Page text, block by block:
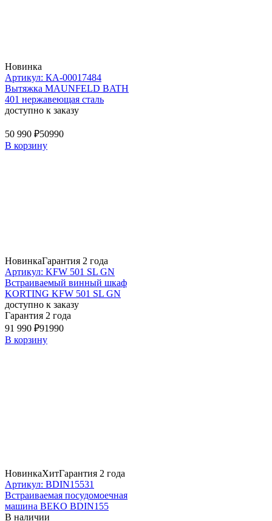
Новинка
Артикул: КА-00017484
Вытяжка MAUNFELD BATH
401 нержавеющая сталь
доступно к заказу
50 990 ₽50990
В корзину
НовинкаГарантия 2 года
Артикул: KFW 501 SL GN
Встраиваемый винный шкаф
KORTING KFW 501 SL GN
доступно к заказу
Гарантия 2 года
91 990 ₽91990
В корзину
НовинкаХитГарантия 2 года
Артикул: BDIN15531
Встраиваемая посудомоечная
машина BEKO BDIN155
В наличии